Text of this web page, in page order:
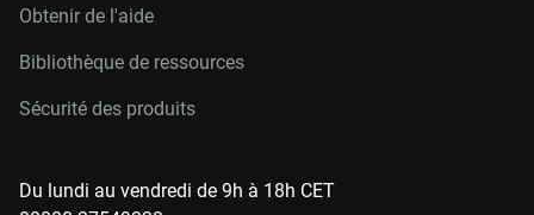
Obtenir de l'aide
Bibliothèque de ressources
Sécurité des produits
Du lundi au vendredi de 9h à 18h CET